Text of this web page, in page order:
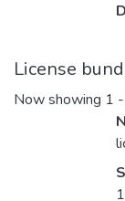
License
Now showing 1